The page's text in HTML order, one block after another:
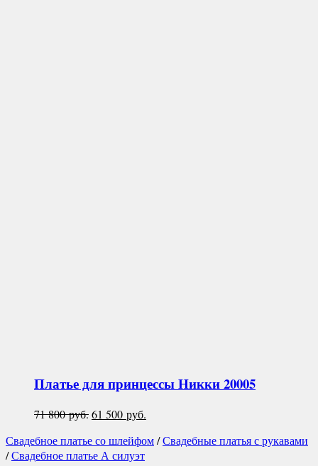
Платье для принцессыНикки 20005
71 800руб.Первоначальная
составляла
71
61 500 руб.
61
Свадебное платье со шлейфом/Свадебные платья с рукавами
/Свадебное платье А силуэт